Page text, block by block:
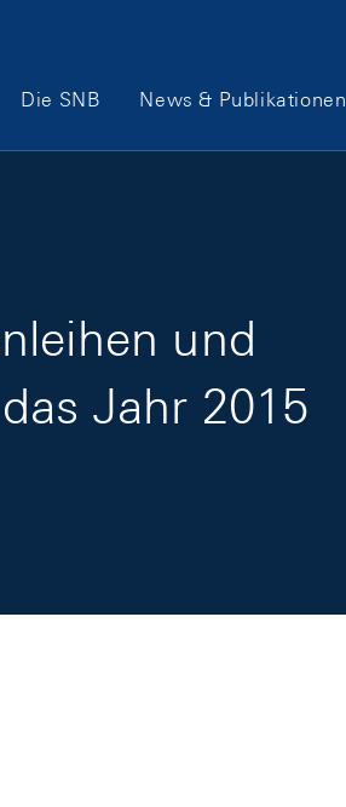
Hauptnavigation
Die SNB News & Publikationen
und
Jahr 2015